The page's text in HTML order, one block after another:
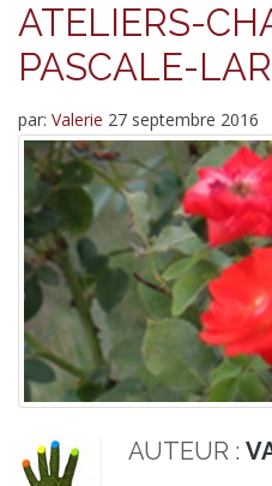
ATELIERS-
PASCALE-
par: Valerie 27 septembre 2016
AUTEUR :